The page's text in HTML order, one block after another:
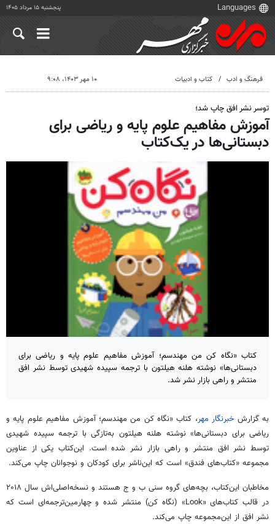
پنجشنبه ۱۵ مرداد ۱۴۰۵
فرهنگ و ادب کتاب و ادبیات ۱۰ مهر ۱۴۰۳، ۹:۰۸
توسر نشر افق چاپ شد؛
آموزش مفاهیم علوم پایه و ریاضی برای
دبستانی‌ها در یک‌کتاب
کتاب «نگاه کن من مهندسم؛ آموزش مفاهیم علوم پایه و ریاضی برای
دبستانی‌ها» نوشته هلنه هیلتون با ترجمه سپیده شهیدی توسط نشر افق
منتشر و راهی بازار نشر شد.
به گزارش خبرنگار مهر، کتاب «نگاه کن من مهندسم؛ آموزش مفاهیم علوم پایه و
ریاضی برای دبستانی‌ها» نوشته هلنه هیلتون به‌تازگی با ترجمه سپیده شهیدی
توسط نشر افق منتشر و راهی بازار نشر شده است. این‌کتاب یکی از عناوین
مجموعه «کتاب‌های فندق» است که این‌ناشر برای کودکان و نوجوانان چاپ می‌کند.
مخاطبان این‌کتاب، بچه‌های گروه سنی ب و ج هستند و نسخه‌اصلی‌اش سال ۲۰۱۸
در قالب کتاب‌های «Look» (نگاه کن) منتشر شده و چهارمین‌ترجمه‌ای است که
نشر افق از این‌مجموعه چاپ می‌کند.